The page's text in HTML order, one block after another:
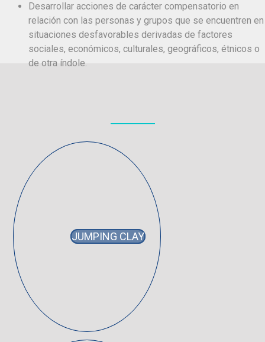
Desarrollar acciones de carácter compensatorio en
relación con las personas y grupos que se encuentren en
situaciones desfavorables derivadas de factores
sociales, económicos, culturales, geográficos, étnicos o
de otra índole.
JUMPING CLAY